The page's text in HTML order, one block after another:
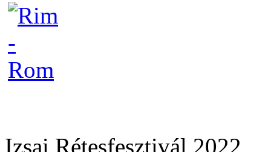
Izsai Rétesfesztivál 2022